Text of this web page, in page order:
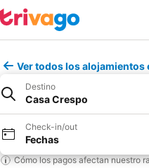
Ver todos los alojamientos
Destino
Casa Crespo
Check-in/out
Fechas
Cómo los pagos afectan nuestro